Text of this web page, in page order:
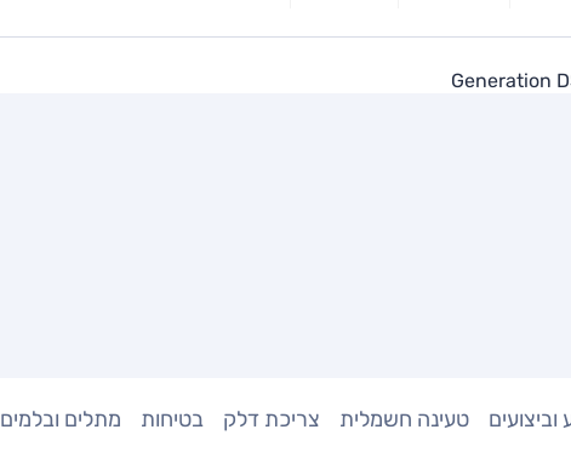
Generation
וביצועים טעינה חשמלית צריכת דלק בטיחות מתלים ובלמים